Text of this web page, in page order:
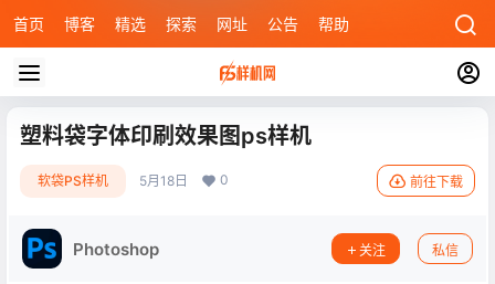
首页 博客 精选 探索 网址 公告 帮助
塑料袋字体印刷效果图ps样机
软袋PS样机 5月18日 0 前往下载
Photoshop 关注 私信